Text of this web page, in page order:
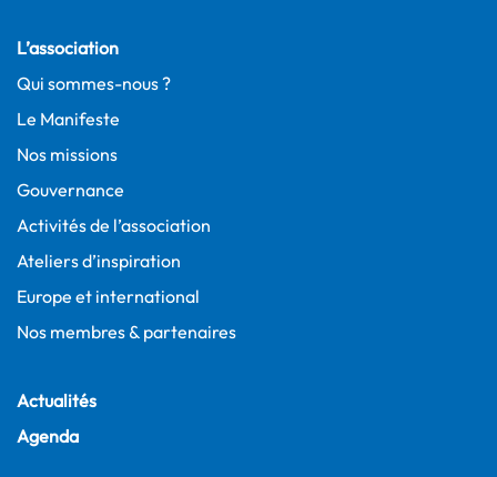
L’association
Qui sommes-nous ?
Le Manifeste
Nos missions
Gouvernance
Activités de l’association
Ateliers d’inspiration
Europe et international
Nos membres & partenaires
Actualités
Agenda